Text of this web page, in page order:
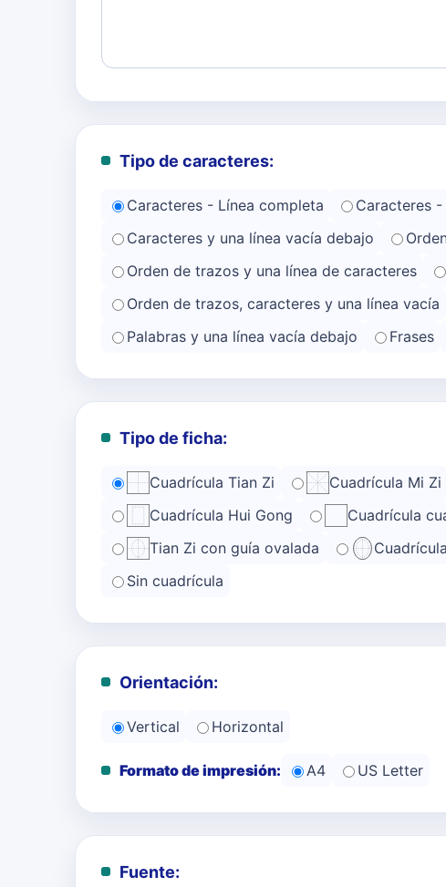
Tipo de caracteres:
Caracteres - Línea completa
Caracteres
Caracteres y una línea vacía debajo
Orden de trazos y una línea de caracteres
Orden de trazos, caracteres y una línea vacía
Palabras y una línea vacía debajo
Frases
Tipo de ficha:
Cuadrícula Tian Zi Cuadrícula Mi Zi
Cuadrícula Hui Gong
Cuadrícula
Tian Zi con guía ovalada
Sin cuadrícula
Orientación:
Vertical Horizontal
Formato de impresión: A4 US Letter
Fuente: